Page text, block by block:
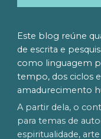
Este blog reúne
de escrita e
como linguagem
tempo, dos ciclos
amadurecimento
A partir dela, o
para temas de
espiritualidade,